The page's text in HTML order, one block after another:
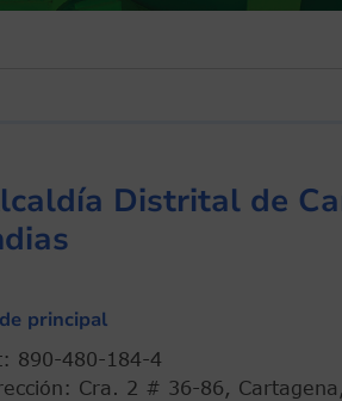
Distrital de
principal
890-480-184-4
Cra. 2 # 36-86,